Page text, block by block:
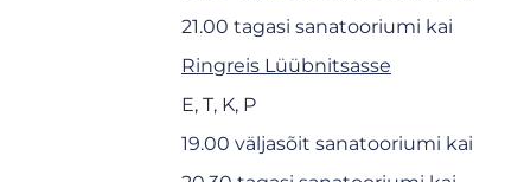
21.00 tagasi sanatooriumi kai
Ringreis Lüübnitsasse
E, T, K, P
19.00 väljasõit sanatooriumi kai